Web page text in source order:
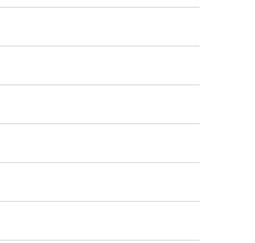
April 2006
Februar 2006